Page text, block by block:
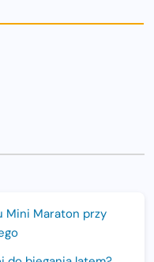
Mini Maraton przy